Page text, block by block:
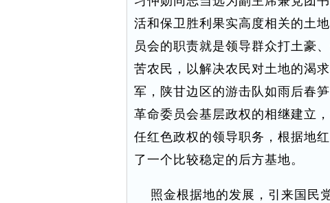
活和保卫胜利果实高度相关的土
员会的职责就是领导群众打土豪
苦农民，以解决农民对土地的渴
军，陕甘边区的游击队如雨后春
革命委员会基层政权的相继建立
任红色政权的领导职务，根据地
了一个比较稳定的后方基地。
照金根据地的发展，引来国民